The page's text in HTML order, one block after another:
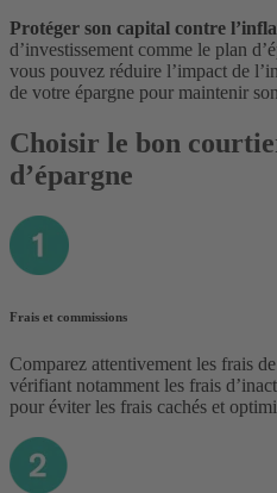
Protéger son capital contre
d’investissement comme le plan
vous pouvez réduire l’impact de
de votre épargne pour maintenir
Choisir le bon
d’épargne
Frais et commissions
Comparez attentivement les frais
vérifiant notamment les frais
pour éviter les frais cachés et